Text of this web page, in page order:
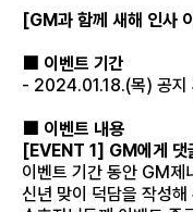
[GM과 함께 새해 인사
■ 이벤트 기간
- 2024.01.18.(목) 공
■ 이벤트 내용
[EVENT 1] GM에게 댓
이벤트 기간 동안 GM제
신년 맞이 덕담을 작성해